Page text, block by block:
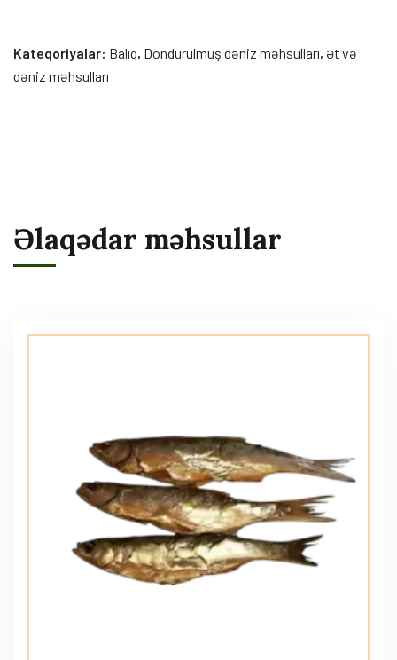
Kateqoriyalar: Balıq, Dondurulmuş dəniz məhsulları, Ət və
dəniz məhsulları
Əlaqədar məhsullar